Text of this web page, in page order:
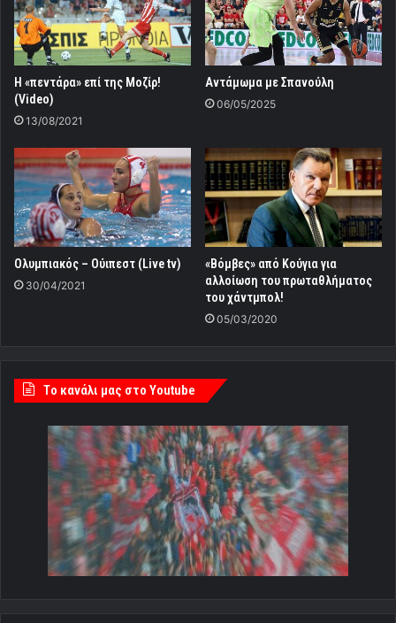
Η «πεντάρα» επί της Μοζίρ!
(Video)
13/08/2021
Αντάμωμα με Σπανούλη
06/05/2025
Ολυμπιακός – Ούιπεστ (Live tv)
30/04/2021
«Βόμβες» από Κούγια για
αλλοίωση του πρωταθλήματος
του χάντμπολ!
05/03/2020
Tο κανάλι μας στο Youtube